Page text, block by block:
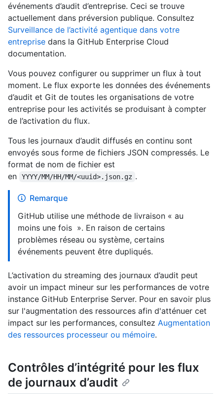
événements d’audit d’entreprise. Ceci se trouve
actuellement dans préversion publique. Consultez
Surveillance de l’activité agentique dans votre
entreprise dans la GitHub Enterprise Cloud
documentation.
Vous pouvez configurer ou supprimer un flux à tout
moment. Le flux exporte les données des événements
d’audit et Git de toutes les organisations de votre
entreprise pour les activités se produisant à compter
de l’activation du flux.
Tous les journaux d’audit diffusés en continu sont
envoyés sous forme de fichiers JSON compressés. Le
format de nom de fichier est
en
YYYY/MM/HH/MM/<uuid>.json.gz .
Remarque
GitHub utilise une méthode de livraison « au
moins une fois ». En raison de certains
problèmes réseau ou système, certains
événements peuvent être dupliqués.
L’activation du streaming des journaux d’audit peut
avoir un impact mineur sur les performances de votre
instance GitHub Enterprise Server. Pour en savoir plus
sur l'augmentation des ressources afin d'atténuer cet
impact sur les performances, consultez Augmentation
des ressources processeur ou mémoire.
Contrôles d’intégrité pour les flux
de journaux d’audit